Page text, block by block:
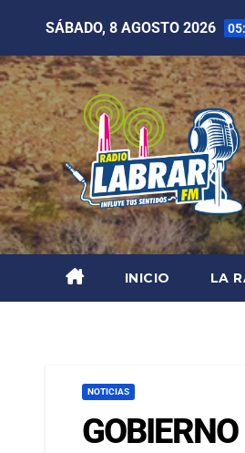
SÁBADO, 8 AGOSTO 2026
INICIO LA
NOTICIAS